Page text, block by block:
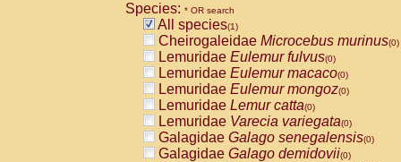
Species: * OR search
All species(1)
Cheirogaleidae Microcebus murinus(0)
Lemuridae Eulemur fulvus(0)
Lemuridae Eulemur macaco(0)
Lemuridae Eulemur mongoz(0)
Lemuridae Lemur catta(0)
Lemuridae Varecia variegata(0)
Galagidae Galago senegalensis(0)
Galagidae Galago demidovii(0)